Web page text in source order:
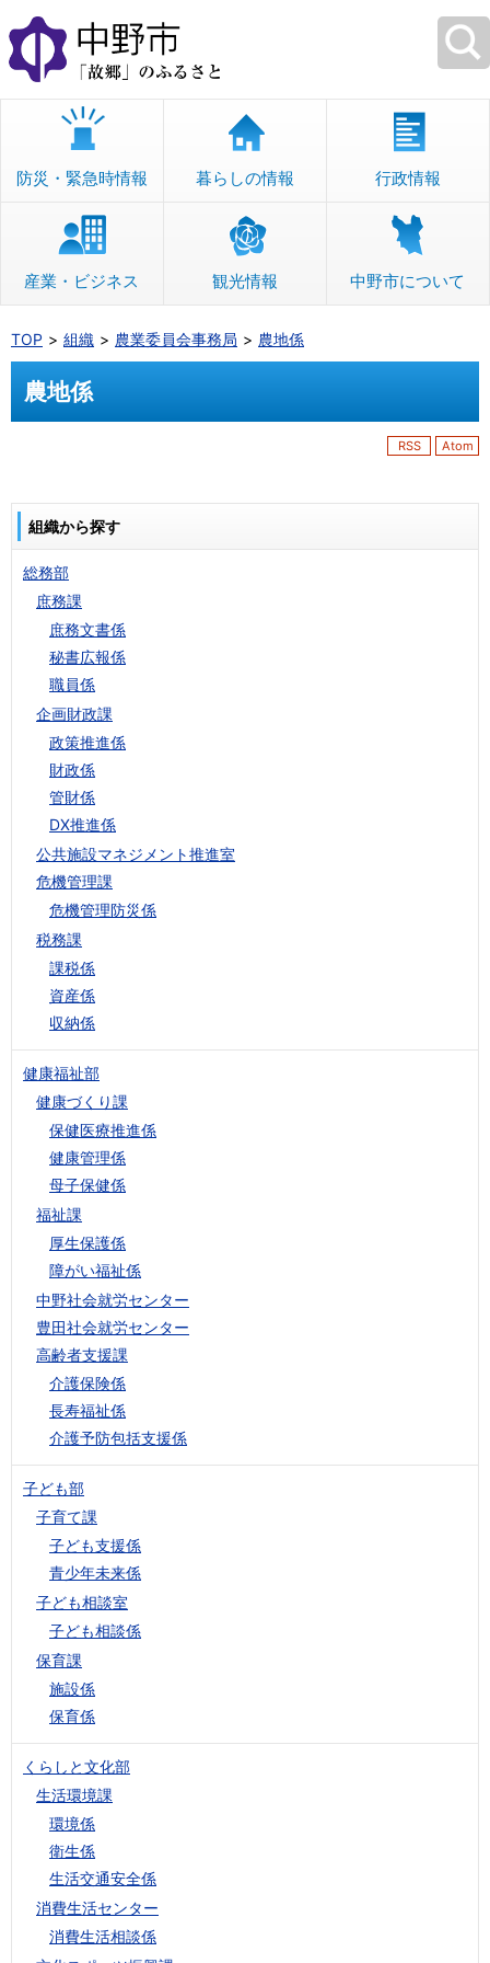
本
文
へ
移
防災・緊急時情報 暮らしの情報 行政情報
産業・ビジネス 観光情報 中野市について
TOP 組織 農業委員会事務局 農地係
農地係
RSS Atom
組織から探す
総務部
庶務課
庶務文書係
秘書広報係
職員係
企画財政課
政策推進係
財政係
管財係
DX推進係
公共施設マネジメント推進室
危機管理課
危機管理防災係
税務課
課税係
資産係
収納係
健康福祉部
健康づくり課
保健医療推進係
健康管理係
母子保健係
福祉課
厚生保護係
障がい福祉係
中野社会就労センター
豊田社会就労センター
高齢者支援課
介護保険係
長寿福祉係
介護予防包括支援係
子ども部
子育て課
子ども支援係
青少年未来係
子ども相談室
子ども相談係
保育課
施設係
保育係
くらしと文化部
生活環境課
環境係
衛生係
生活交通安全係
消費生活センター
消費生活相談係